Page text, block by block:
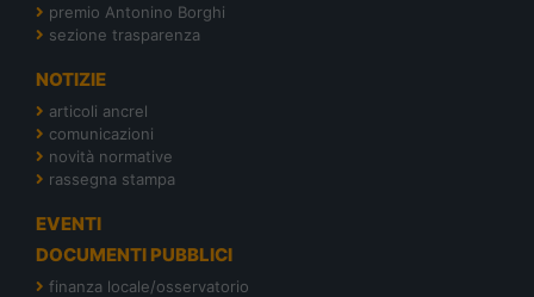
premio Antonino Borghi
sezione trasparenza
NOTIZIE
articoli ancrel
comunicazioni
novità normative
rassegna stampa
EVENTI
DOCUMENTI PUBBLICI
finanza locale/osservatorio